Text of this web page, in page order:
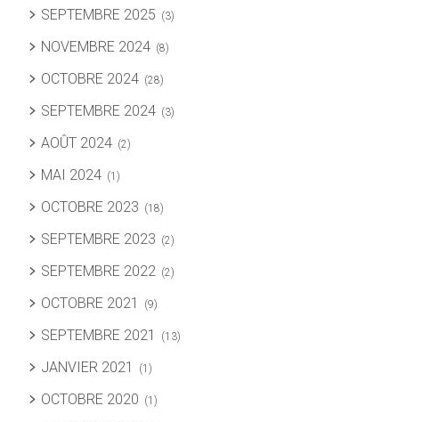
SEPTEMBRE 2025 (3)
NOVEMBRE 2024 (8)
OCTOBRE 2024 (28)
SEPTEMBRE 2024 (3)
AOÛT 2024 (2)
MAI 2024 (1)
OCTOBRE 2023 (18)
SEPTEMBRE 2023 (2)
SEPTEMBRE 2022 (2)
OCTOBRE 2021 (9)
SEPTEMBRE 2021 (13)
JANVIER 2021 (1)
OCTOBRE 2020 (1)